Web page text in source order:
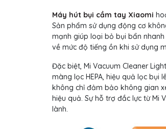
Máy hút bụi cầm tay Xiaomi
Sản phẩm sử dụng động cơ
mạnh giúp loại bỏ bụi bẩn
về mức độ tiếng ồn khi sử dụng
Đặc biệt, Mi Vacuum Cleaner
màng lọc HEPA, hiệu quả lọc
không chỉ đảm bảo không gian
hiệu quả. Sự hỗ trợ đắc lực từ Mi
lành.